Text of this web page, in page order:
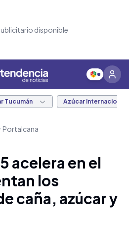
disponible
Tucumán Azúcar Internacional
Portalcana
acelera en el
los
caña, azúcar y